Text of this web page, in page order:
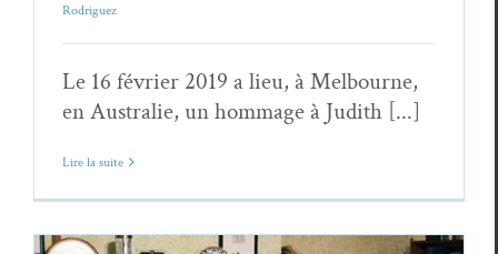
Rodriguez
Le 16 février 2019 a lieu, à Melbourne,
en Australie, un hommage à Judith [...]
Lire la suite